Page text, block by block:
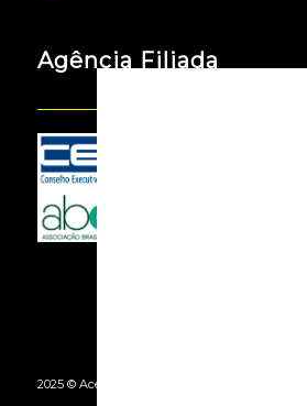
Agência Filiada
2025 © Acessooh. Todos os Direitos Reservados -